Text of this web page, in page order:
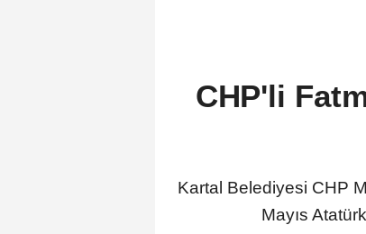
CHP'li
Kartal Belediyesi CHP
Mayıs